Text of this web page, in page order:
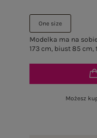
One size
Modelka ma na
173 cm, biust 85
Możesz